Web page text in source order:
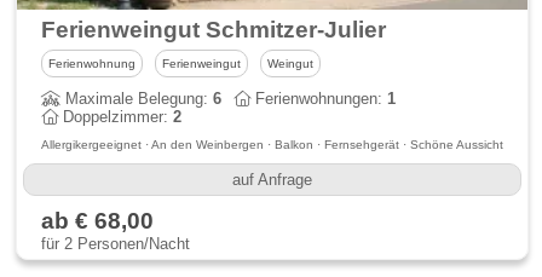
Ferienweingut Schmitzer-Julier
Ferienwohnung Ferienweingut Weingut
Maximale Belegung:6 Ferienwohnungen:1
Doppelzimmer:2
Allergikergeeignet · An den Weinbergen · Balkon · Fernsehgerät · Schöne Aussicht
auf Anfrage
ab € 68,00
für 2 Personen/Nacht